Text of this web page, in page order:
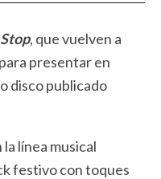
, que vuelven a
presentar en
disco publicado
línea musical
festivo con toques